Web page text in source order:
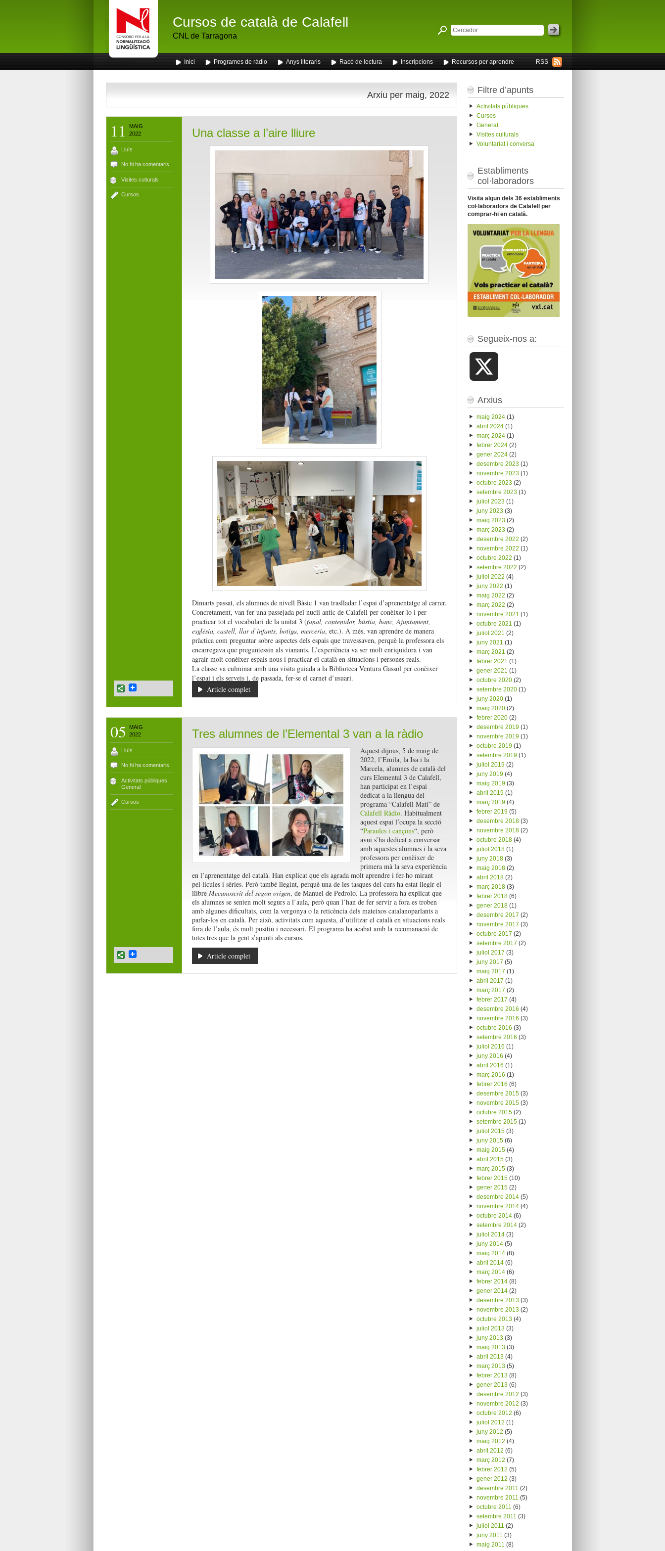
Cursos de català de Calafell
CNL de Tarragona
RSS
Inici Programes de ràdio Anys literaris Racó de lectura Inscripcions Recursos per aprendre
Arxiu per maig, 2022
11
MAIG
2022
Lluís
No hi ha comentaris
Visites culturals
Cursos
Una classe a l’aire lliure
Dimarts passat, els alumnes de nivell Bàsic 1 van traslladar l’espai d’aprenentatge al carrer.
Concretament, van fer una passejada pel nucli antic de Calafell per conèixer-lo i per
practicar tot el vocabulari de la unitat 3 (fanal, contenidor, bústia, banc, Ajuntament,
església, castell, llar d’infants, botiga, merceria, etc.). A més, van aprendre de manera
pràctica com preguntar sobre aspectes dels espais que travessaven, perquè la professora els
encarregava que preguntessin als vianants. L’experiència va ser molt enriquidora i van
agrair molt conèixer espais nous i practicar el català en situacions i persones reals.
La classe va culminar amb una visita guiada a la Biblioteca Ventura Gassol per conèixer
l’espai i els serveis i, de passada, fer-se el carnet d’usuari.
Article complet
05
MAIG
2022
Lluís
No hi ha comentaris
Activitats públiques
General
Cursos
Tres alumnes de l’Elemental 3 van a la ràdio
Aquest dijous, 5 de maig de
2022, l’Emila, la Isa i la
Marcela, alumnes de català del
curs Elemental 3 de Calafell,
han participat en l’espai
dedicat a la llengua del
programa “Calafell Matí” de
Calafell Ràdio. Habitualment
aquest espai l’ocupa la secció
“Paraules i cançons“, però
avui s’ha dedicat a conversar
amb aquestes alumnes i la seva
professora per conèixer de
primera mà la seva experiència
en l’aprenentatge del català. Han explicat que els agrada molt aprendre i fer-ho mirant
pel·lícules i sèries. Però també llegint, perquè una de les tasques del curs ha estat llegir el
llibre Mecanoscrit del segon origen, de Manuel de Pedrolo. La professora ha explicat que
els alumnes se senten molt segurs a l’aula, però quan l’han de fer servir a fora es troben
amb algunes dificultats, com la vergonya o la reticència dels mateixos catalanoparlants a
parlar-los en català. Per això, activitats com aquesta, d’utilitzar el català en situacions reals
fora de l’aula, és molt positiu i necessari. El programa ha acabat amb la recomanació de
totes tres que la gent s’apunti als cursos.
Article complet
Filtre d’apunts
Activitats públiques
Cursos
General
Visites culturals
Voluntariat i conversa
Establiments
col·laboradors
Visita algun dels 36 establiments
col·laboradors de Calafell per
comprar-hi en català.
Segueix-nos a:
Arxius
maig 2024(1)
abril 2024(1)
març 2024(1)
febrer 2024(2)
gener 2024(2)
desembre 2023(1)
novembre 2023(1)
octubre 2023(2)
setembre 2023(1)
juliol 2023(1)
juny 2023(3)
maig 2023(2)
març 2023(2)
desembre 2022 (2)
novembre 2022 (1)
octubre 2022 (1)
setembre 2022 (2)
juliol 2022 (4)
juny 2022 (1)
maig 2022 (2)
març 2022 (2)
novembre 2021 (1)
octubre 2021 (1)
juliol 2021 (2)
juny 2021 (1)
març 2021 (2)
febrer 2021 (1)
gener 2021 (1)
octubre 2020(2)
setembre 2020(1)
juny 2020(1)
maig 2020(2)
febrer 2020(2)
desembre 2019(1)
novembre 2019(1)
octubre 2019(1)
setembre 2019(1)
juliol 2019(2)
juny 2019(4)
maig 2019(3)
abril 2019(1)
març 2019(4)
febrer 2019(5)
desembre 2018(3)
novembre 2018(2)
octubre 2018(4)
juliol 2018(1)
juny 2018(3)
maig 2018(2)
abril 2018(2)
març 2018(3)
febrer 2018(6)
gener 2018(1)
desembre 2017 (2)
novembre 2017 (3)
octubre 2017 (2)
setembre 2017 (2)
juliol 2017 (3)
juny 2017 (5)
maig 2017 (1)
abril 2017 (1)
març 2017 (2)
febrer 2017 (4)
desembre 2016 (4)
novembre 2016 (3)
octubre 2016 (3)
setembre 2016 (3)
juliol 2016 (1)
juny 2016 (4)
abril 2016 (1)
març 2016 (1)
febrer 2016 (6)
desembre 2015(3)
novembre 2015(3)
octubre 2015(2)
setembre 2015(1)
juliol 2015(3)
juny 2015(6)
maig 2015(4)
abril 2015(3)
març 2015(3)
febrer 2015(10)
gener 2015(2)
desembre 2014(5)
novembre 2014(4)
octubre 2014(6)
setembre 2014(2)
juliol 2014(3)
juny 2014(5)
maig 2014(8)
abril 2014(6)
març 2014(6)
febrer 2014(8)
gener 2014(2)
desembre 2013(3)
novembre 2013(2)
octubre 2013(4)
juliol 2013(3)
juny 2013(3)
maig 2013(3)
abril 2013(4)
març 2013(5)
febrer 2013(8)
gener 2013(6)
desembre 2012 (3)
novembre 2012 (3)
octubre 2012 (6)
juliol 2012 (1)
juny 2012 (5)
maig 2012 (4)
abril 2012 (6)
març 2012 (7)
febrer 2012 (5)
gener 2012 (3)
desembre 2011 (2)
novembre 2011 (5)
octubre 2011 (6)
setembre 2011 (3)
juliol 2011 (2)
juny 2011 (3)
maig 2011 (8)